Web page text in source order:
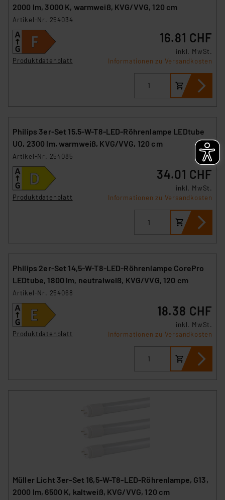
2000 lm, 3000 K, warmweiß, KVG/VVG, 120 cm
Artikel-Nr. 254034
Produktdatenblatt
16.81 CHF
inkl. MwSt.
Informationen zu Versandkosten
Philips 3er-Set 15,5-W-T8-LED-Röhrenlampe LEDtube
UO, 2300 lm, warmweiß, KVG/VVG, 120 cm
Artikel-Nr. 254085
Produktdatenblatt
34.01 CHF
inkl. MwSt.
Informationen zu Versandkosten
Philips 2er-Set 14,5-W-T8-LED-Röhrenlampe CorePro
LEDtube, 1800 lm, neutralweiß, KVG/VVG, 120 cm
Artikel-Nr. 254068
Produktdatenblatt
18.38 CHF
inkl. MwSt.
Informationen zu Versandkosten
Müller Licht 3er-Set 16,5-W-T8-LED-Röhrenlampe, G13,
2000 lm, 6500 K, kaltweiß, KVG/VVG, 120 cm